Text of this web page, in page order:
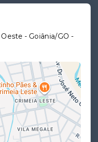
- Goiânia/GO -